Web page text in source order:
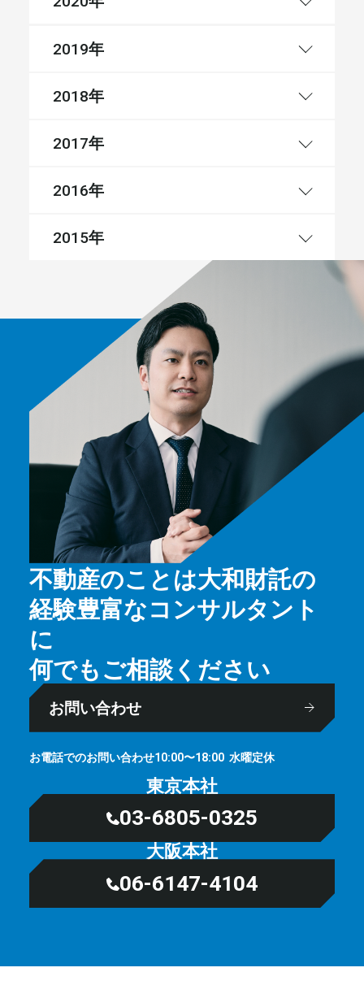
2019年
2018年
2017年
2016年
2015年
不動産のことは大和財託の
経験豊富なコンサルタント
に
何でもご相談ください
お問い合わせ
お電話でのお問い合わせ10:00〜18:00 ⽔曜定休
東京本社
03-6805-0325
大阪本社
06-6147-4104